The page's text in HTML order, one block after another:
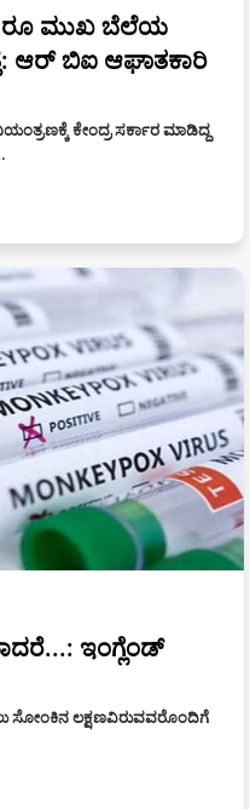
ರೂ ಮುಖ ಬೆಲೆಯ
ಆರ್ ಬಿಐ ಆಘಾತಕಾರಿ
ಕೇಂದ್ರ ಸರ್ಕಾರ ಮಾಡಿದ್ದ
ಇಂಗ್ಲೆಂಡ್
ಸೋಂಕಿನ ಲಕ್ಷಣವಿರುವವರೊಂದಿಗೆ